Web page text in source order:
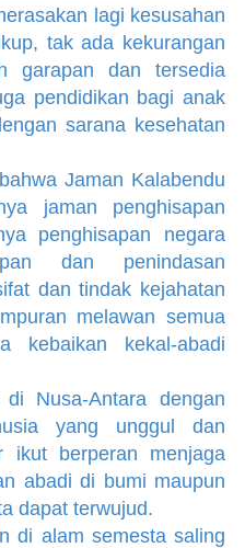
lagi kesusahan
tak ada kekurangan
garapan dan tersedia
pendidikan bagi anak
sarana kesehatan
Jaman Kalabendu
jaman penghisapan
penghisapan negara
dan penindasan
dan tindak kejahatan
melawan semua
kebaikan kekal-abadi
Antara dengan
yang unggul dan
ikut berperan menjaga
abadi di bumi maupun
dapat terwujud.
alam semesta saling